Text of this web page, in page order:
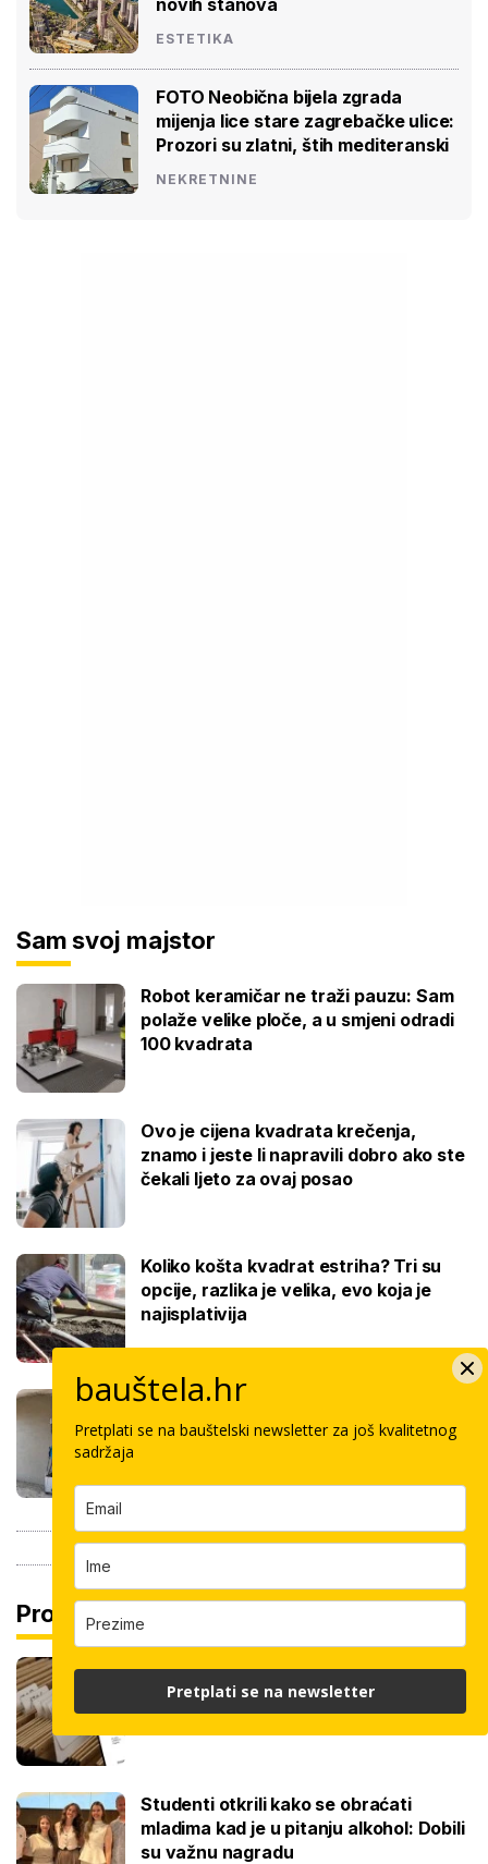
ESTETIKA
FOTO Neobična bijela zgrada
mijenja lice stare zagrebačke ulice:
Prozori su zlatni, štih mediteranski
NEKRETNINE
Sam svoj majstor
Robot keramičar ne traži pauzu: Sam
polaže velike ploče, a u smjeni odradi
100 kvadrata
Ovo je cijena kvadrata krečenja,
znamo i jeste li napravili dobro ako ste
čekali ljeto za ovaj posao
Koliko košta kvadrat estriha? Tri su
opcije, razlika je velika, evo koja je
najisplativija
Robotski stroj za žbukanje: Za 8 sati
odradi i do 400 kvadrata, a prate ga
Pročitaj još
Promjena prakse za sve SC-ove, kršili
su zakon? Za jedan nam je potvrđeno
Studenti otkrili kako se obraćati
mladima kad je u pitanju alkohol: Dobili
su važnu nagradu
bauštela.hr
Pretplati se na bauštelski newsletter za još kvalitetnog
sadržaja
Pretplati se na newsletter